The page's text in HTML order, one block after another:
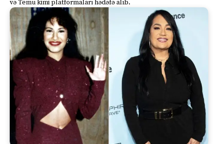
və Temu kimi platformaları hədəfə alıb.